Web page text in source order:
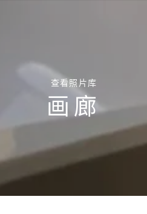
查看照片库
画廊